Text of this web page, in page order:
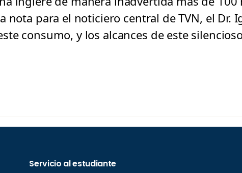
nota para el noticiero central de TVN, el Dr.
consumo, y los alcances de este